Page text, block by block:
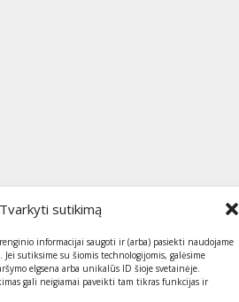
Tvarkyti sutikimą
informacijai saugoti ir (arba) pasiekti naudojame
sutiksime su šiomis technologijomis, galėsime
elgsena arba unikalūs ID šioje svetainėje.
gali neigiamai paveikti tam tikras funkcijas ir